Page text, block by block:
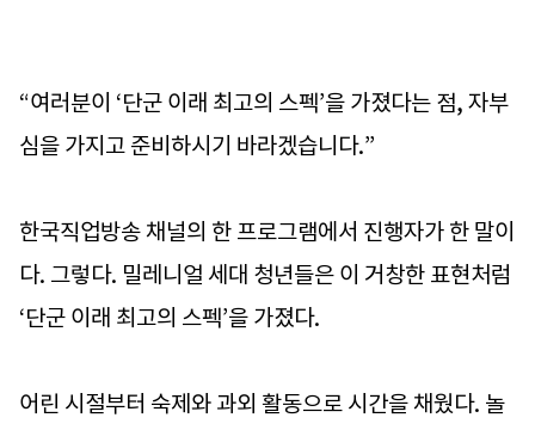
“여러분이 ‘단군 이래 최고의 스펙’을 가졌다는 점, 자부
심을 가지고 준비하시기 바라겠습니다.”
한국직업방송 채널의 한 프로그램에서 진행자가 한 말이
다. 그렇다. 밀레니얼 세대 청년들은 이 거창한 표현처럼
‘단군 이래 최고의 스펙’을 가졌다.
어린 시절부터 숙제와 과외 활동으로 시간을 채웠다. 놀